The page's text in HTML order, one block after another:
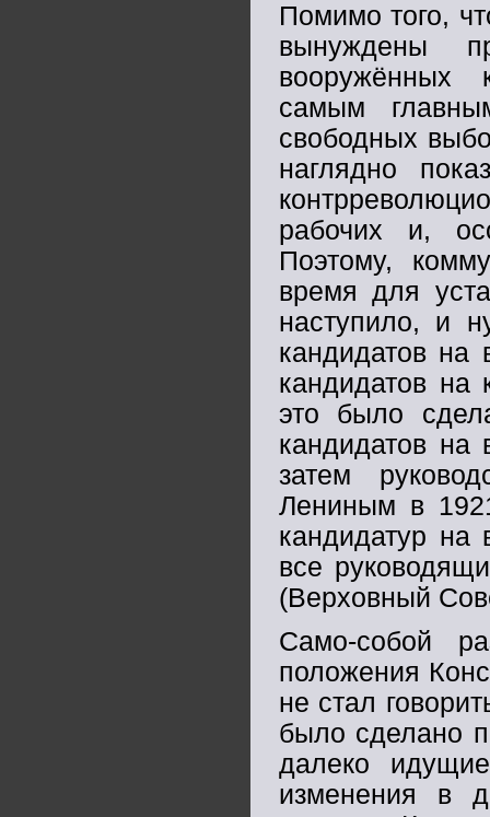
Помимо того,
вынуждены
вооружённых
самым
свободных
наглядно
рабочих и,
Поэтому,
время для
наступило, и
кандидатов на
кандидатов на
это было
кандидатов на
затем
Лениным в
кандидатур на
все
(Верховный
Само-собой
положения
не стал
было сделано
далеко
изменения в